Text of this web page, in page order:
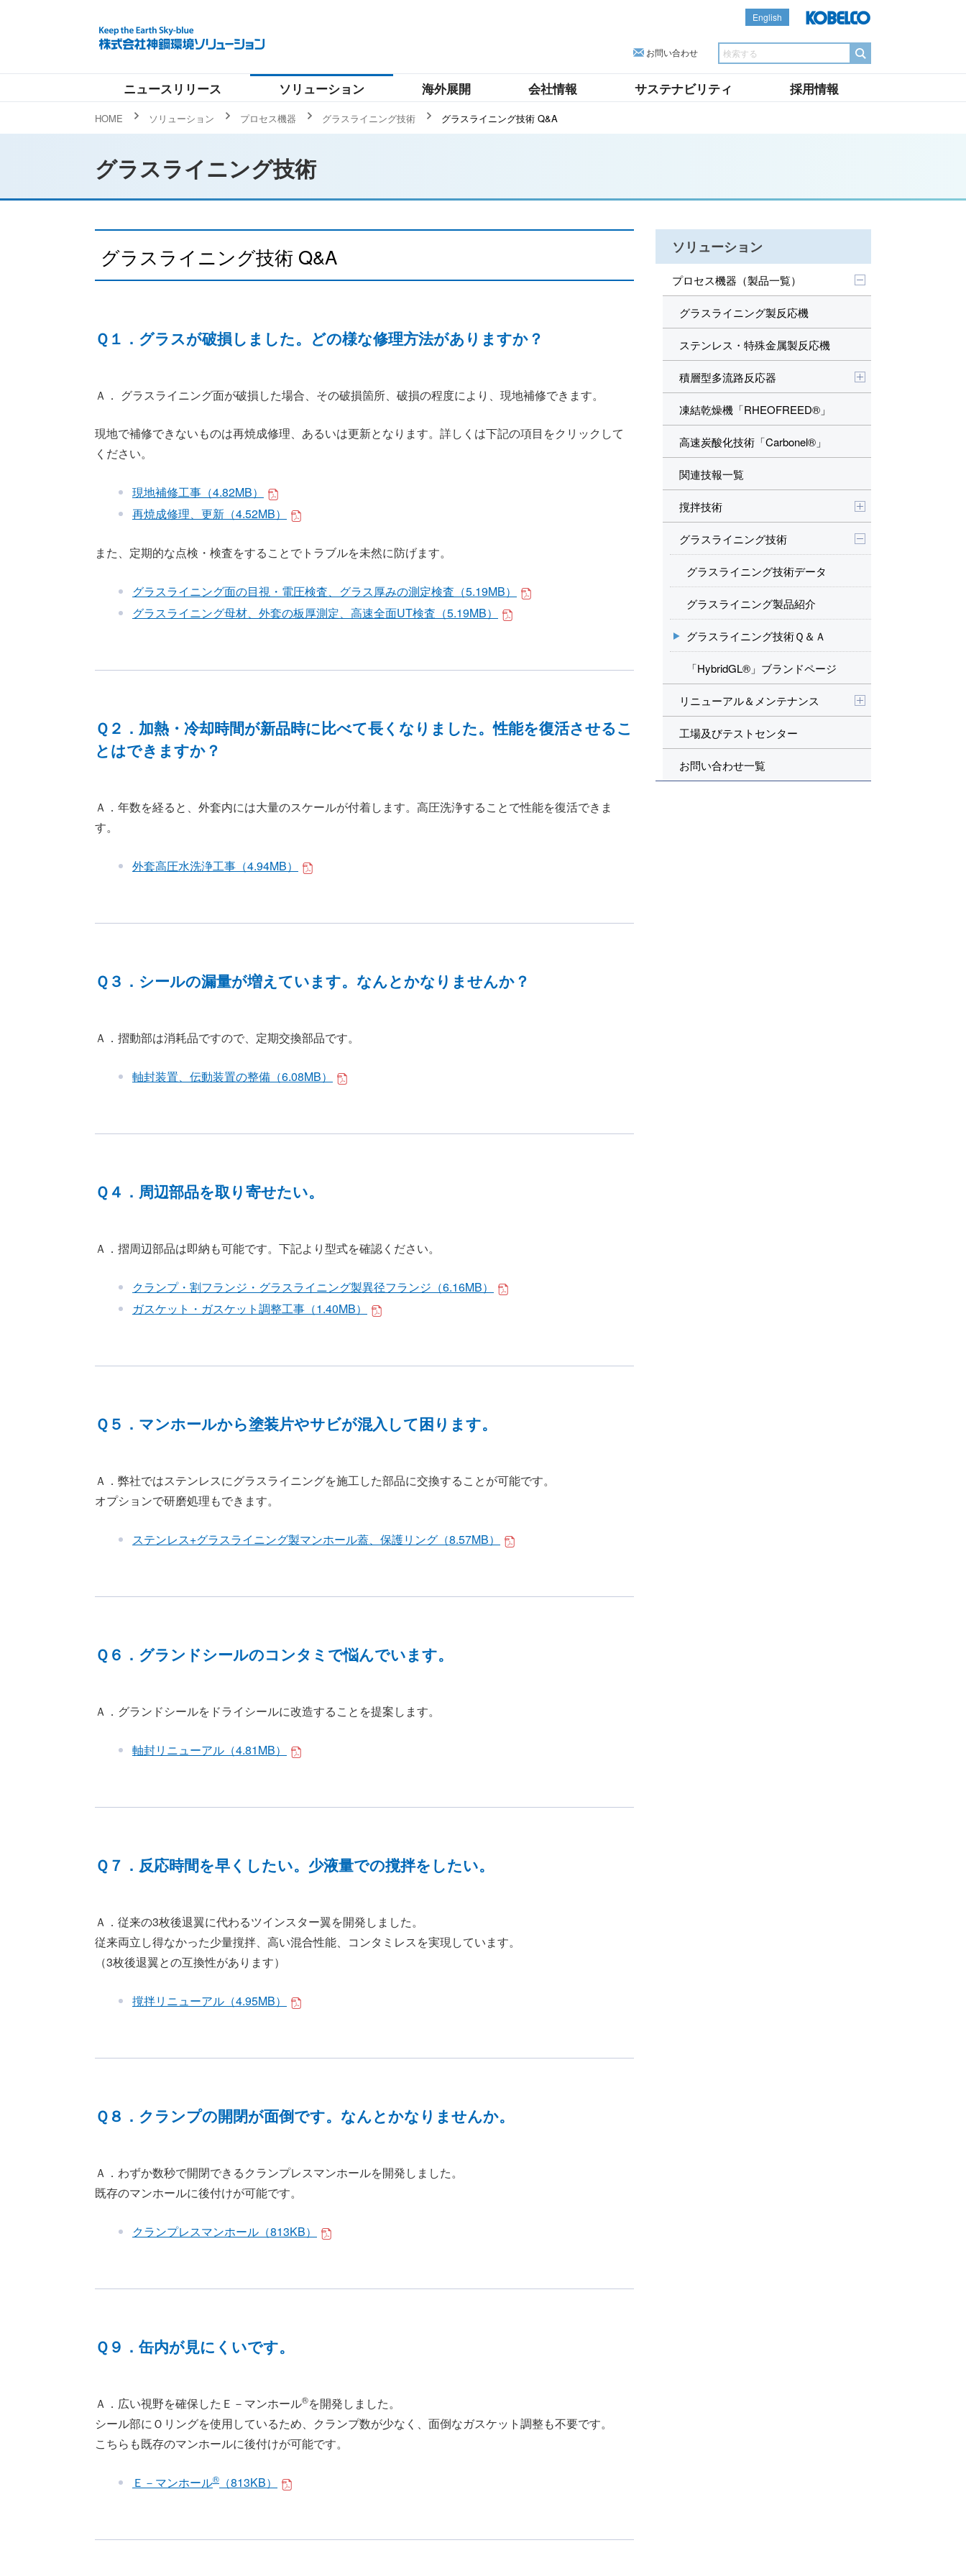
English
お問い合わせ
ニュースリリース ソリューション 海外展開 会社情報 サステナビリティ 採用情報
HOME ソリューション プロセス機器 グラスライニング技術 グラスライニング技術 Q&A
グラスライニング技術
グラスライニング技術 Q&A
Ｑ１．グラスが破損しました。どの様な修理方法がありますか？
Ａ． グラスライニング面が破損した場合、その破損箇所、破損の程度により、現地補修できます。
現地で補修できないものは再焼成修理、あるいは更新となります。詳しくは下記の項目をクリックして
ください。
現地補修工事（4.82MB）
再焼成修理、更新（4.52MB）
また、定期的な点検・検査をすることでトラブルを未然に防げます。
グラスライニング面の目視・電圧検査、グラス厚みの測定検査（5.19MB）
グラスライニング母材、外套の板厚測定、高速全面UT検査（5.19MB）
Ｑ２．加熱・冷却時間が新品時に比べて長くなりました。性能を復活させるこ
とはできますか？
Ａ．年数を経ると、外套内には大量のスケールが付着します。高圧洗浄することで性能を復活できま
す。
外套高圧水洗浄工事（4.94MB）
Ｑ３．シールの漏量が増えています。なんとかなりませんか？
Ａ．摺動部は消耗品ですので、定期交換部品です。
軸封装置、伝動装置の整備（6.08MB）
Ｑ４．周辺部品を取り寄せたい。
Ａ．摺周辺部品は即納も可能です。下記より型式を確認ください。
クランプ・割フランジ・グラスライニング製異径フランジ（6.16MB）
ガスケット・ガスケット調整工事（1.40MB）
Ｑ５．マンホールから塗装片やサビが混入して困ります。
Ａ．弊社ではステンレスにグラスライニングを施工した部品に交換することが可能です。
オプションで研磨処理もできます。
ステンレス+グラスライニング製マンホール蓋、保護リング（8.57MB）
Ｑ６．グランドシールのコンタミで悩んでいます。
Ａ．グランドシールをドライシールに改造することを提案します。
軸封リニューアル（4.81MB）
Ｑ７．反応時間を早くしたい。少液量での撹拌をしたい。
Ａ．従来の3枚後退翼に代わるツインスター翼を開発しました。
従来両立し得なかった少量撹拌、高い混合性能、コンタミレスを実現しています。
（3枚後退翼との互換性があります）
撹拌リニューアル（4.95MB）
Ｑ８．クランプの開閉が面倒です。なんとかなりませんか。
Ａ．わずか数秒で開閉できるクランプレスマンホールを開発しました。
既存のマンホールに後付けが可能です。
クランプレスマンホール（813KB）
Ｑ９．缶内が見にくいです。
Ａ．広い視野を確保したＥ－マンホール®を開発しました。
シール部にＯリングを使用しているため、クランプ数が少なく、面倒なガスケット調整も不要です。
こちらも既存のマンホールに後付けが可能です。
Ｅ－マンホール® （813KB）
ソリューション
プロセス機器（製品一覧）
グラスライニング製反応機
ステンレス・特殊金属製反応機
積層型多流路反応器
凍結乾燥機「RHEOFREED®」
高速炭酸化技術「Carbonel®」
関連技報一覧
撹拌技術
グラスライニング技術
グラスライニング技術データ
グラスライニング製品紹介
グラスライニング技術Ｑ＆Ａ
「HybridGL®」ブランドページ
リニューアル＆メンテナンス
工場及びテストセンター
お問い合わせ一覧